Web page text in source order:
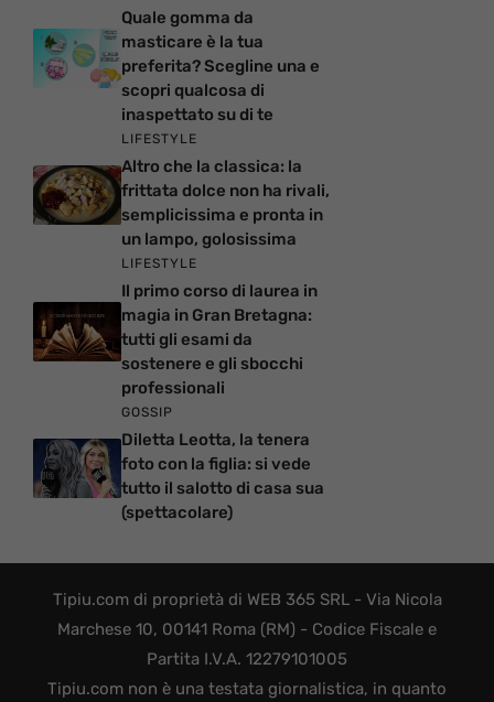
Quale gomma da
masticare è la tua
preferita? Scegline una e
scopri qualcosa di
inaspettato su di te
LIFESTYLE
Altro che la classica: la
frittata dolce non ha rivali,
semplicissima e pronta in
un lampo, golosissima
LIFESTYLE
Il primo corso di laurea in
magia in Gran Bretagna:
tutti gli esami da
sostenere e gli sbocchi
professionali
GOSSIP
Diletta Leotta, la tenera
foto con la figlia: si vede
tutto il salotto di casa sua
(spettacolare)
Tipiu.com di proprietà di WEB 365 SRL - Via Nicola
Marchese 10, 00141 Roma (RM) - Codice Fiscale e
Partita I.V.A. 12279101005
Tipiu.com non è una testata giornalistica, in quanto